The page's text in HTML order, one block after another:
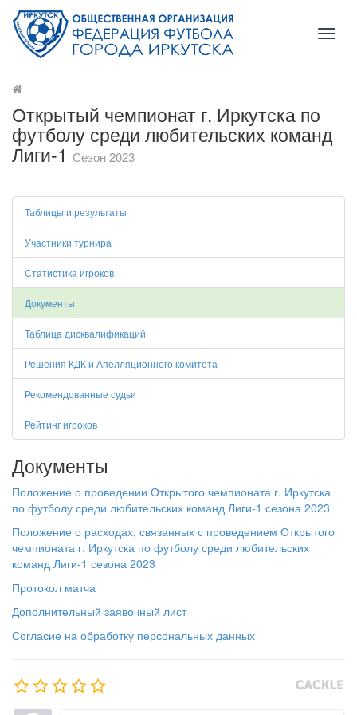
Открытый чемпионат г. Иркутска по
футболу среди любительских команд
Лиги-1 Сезон 2023
Таблицы и результаты
Участники турнира
Статистика игроков
Документы
Таблица дисквалификаций
Решения КДК и Апелляционного комитета
Рекомендованные судьи
Рейтинг игроков
Документы
Положение о проведении Открытого чемпионата г. Иркутска
по футболу среди любительских команд Лиги-1 сезона 2023
Положение о расходах, связанных с проведением Открытого
чемпионата г. Иркутска по футболу среди любительских
команд Лиги-1 сезона 2023
Протокол матча
Дополнительный заявочный лист
Согласие на обработку персональных данных